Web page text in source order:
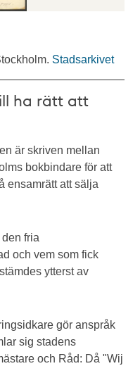
Stadsarkivet
ha rätt att
är skriven mellan
bokbindare för att
ensamrätt att sälja
fria
och vem som fick
ytterst av
gör anspråk
sig stadens
och Råd: Då "Wij